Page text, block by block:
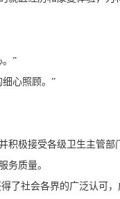
”
心照顾。”
积极接受各级卫生主管部
务质量。
了社会各界的广泛认可，